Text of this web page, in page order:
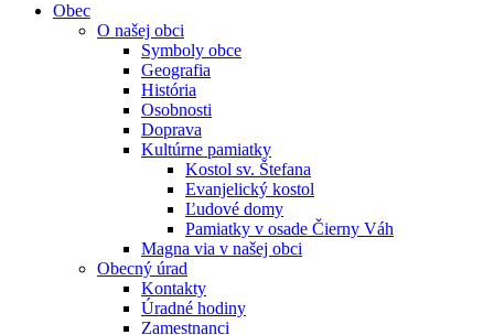
Obec
O našej obci
Symboly obce
Geografia
História
Osobnosti
Doprava
Kultúrne pamiatky
Kostol sv. Štefana
Evanjelický kostol
Ľudové domy
Pamiatky v osade Čierny Váh
Magna via v našej obci
Obecný úrad
Kontakty
Úradné hodiny
Zamestnanci